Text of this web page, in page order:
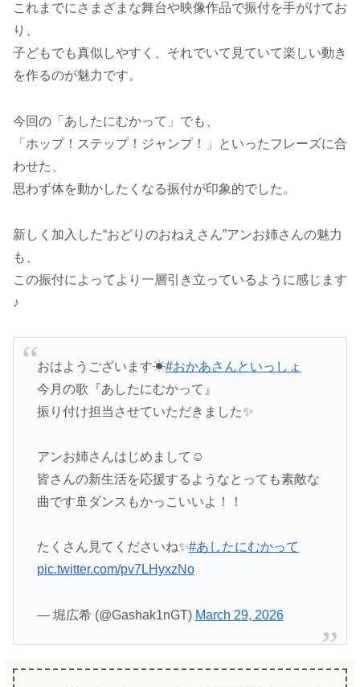
これまでにさまざまな舞台や映像作品で振付を手がけてお
り、
子どもでも真似しやすく、それでいて見ていて楽しい動き
を作るのが魅力です。
今回の「あしたにむかって」でも、
「ホップ！ステップ！ジャンプ！」といったフレーズに合
わせた、
思わず体を動かしたくなる振付が印象的でした。
新しく加入した“おどりのおねえさん”アンお姉さんの魅力
も、
この振付によってより一層引き立っているように感じます
♪
おはようございます☀#おかあさんといっしょ
今月の歌『あしたにむかって』
振り付け担当させていただきました✨
アンお姉さんはじめまして☺︎
皆さんの新生活を応援するようなとっても素敵な
曲です🚢ダンスもかっこいいよ！！
たくさん見てくださいね✨#あしたにむかって
pic.twitter.com/pv7LHyxzNo
— 堀広希 (@Gashak1nGT) March 29, 2026